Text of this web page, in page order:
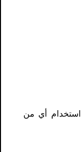
استخدام أي من